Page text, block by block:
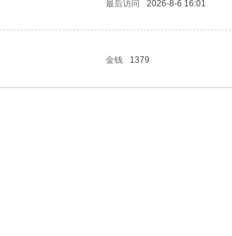
最后访问 2026-8-6 16:01
金钱 1379